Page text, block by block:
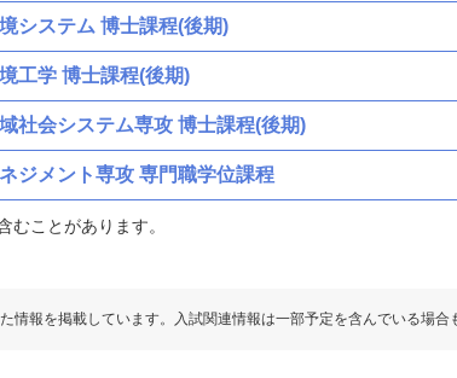
システム 博士課程(後期)
工学 博士課程(後期)
社会システム専攻 博士課程(後期)
ジメント専攻 専門職学位課程
むことがあります。
情報を掲載しています。入試関連情報は一部予定を含んでいる場